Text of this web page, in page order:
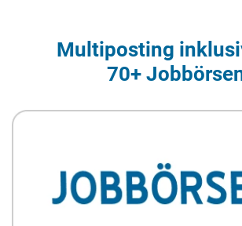
Multiposting
70+